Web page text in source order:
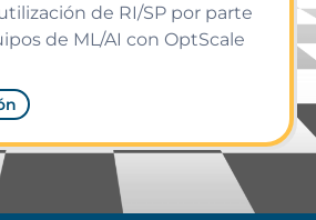
de RI/SP por parte
de ML/AI con OptScale